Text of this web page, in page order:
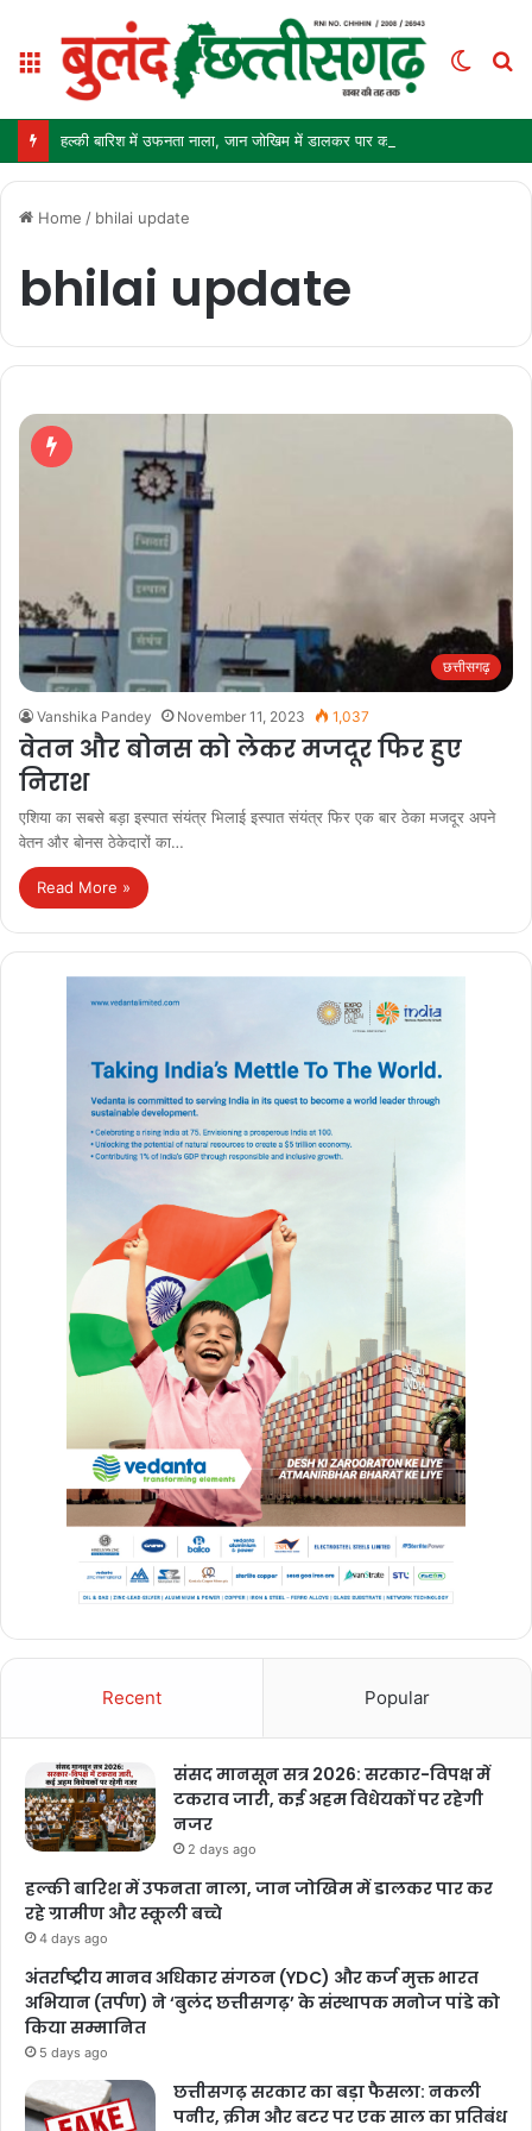
Menu
Switch
Home / bhilai update
bhilai update
छत्तीसगढ़
Vanshika Pandey November 11, 2023 1,037
वेतन और बोनस को लेकर मजदूर फिर हुए
निराश
एशिया का सबसे बड़ा इस्पात संयंत्र भिलाई इस्पात संयंत्र फिर एक बार ठेका मजदूर अपने
वेतन और बोनस ठेकेदारों का…
Read More »
Recent Popular
संसद मानसून सत्र 2026: सरकार-विपक्ष में
टकराव जारी, कई अहम विधेयकों पर रहेगी
नजर
2 days ago
हल्की बारिश में उफनता नाला, जान जोखिम में डालकर पार कर
रहे ग्रामीण और स्कूली बच्चे
4 days ago
अंतर्राष्ट्रीय मानव अधिकार संगठन (YDC) और कर्ज मुक्त भारत
अभियान (तर्पण) ने ‘बुलंद छत्तीसगढ़’ के संस्थापक मनोज पांडे को
किया सम्मानित
5 days ago
छत्तीसगढ़ सरकार का बड़ा फैसला: नकली
पनीर, क्रीम और बटर पर एक साल का प्रतिबंध